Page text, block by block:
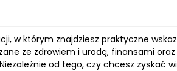
w którym znajdziesz praktyczne
ze zdrowiem i urodą, finansami oraz
od tego, czy chcesz zyskać